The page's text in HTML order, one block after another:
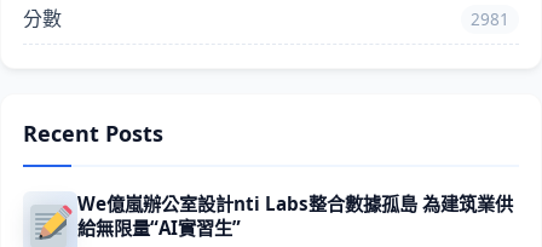
分數 2981
Recent Posts
We億嵐辦公室設計nti Labs整合數據孤島 為建筑業供
給無限量“AI實習生”